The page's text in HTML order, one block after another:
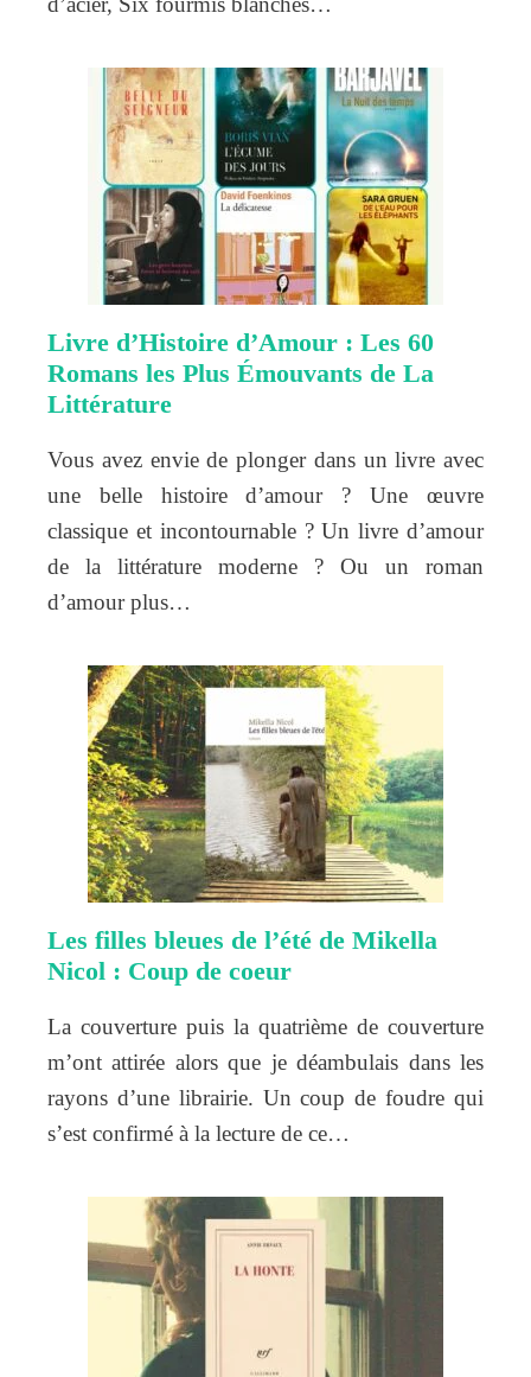
Livre d’Histoire d’Amour : Les 60
Romans les Plus Émouvants de La
Littérature
Vous avez envie de plonger dans un livre avec
une belle histoire d’amour ? Une œuvre
classique et incontournable ? Un livre d’amour
de la littérature moderne ? Ou un roman
d’amour plus…
Les filles bleues de l’été de Mikella
Nicol : Coup de coeur
La couverture puis la quatrième de couverture
m’ont attirée alors que je déambulais dans les
rayons d’une librairie. Un coup de foudre qui
s’est confirmé à la lecture de ce…